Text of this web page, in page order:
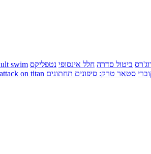
ביטול סדרה חלל אינסופי נטפליקס swim
סטאר טרק: סיפונים תחתונים attack on titan